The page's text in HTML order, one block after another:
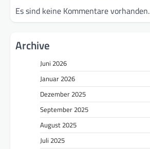
Es sind keine Kommentare vorhanden.
Archive
Juni 2026
Januar 2026
Dezember 2025
September 2025
August 2025
Juli 2025